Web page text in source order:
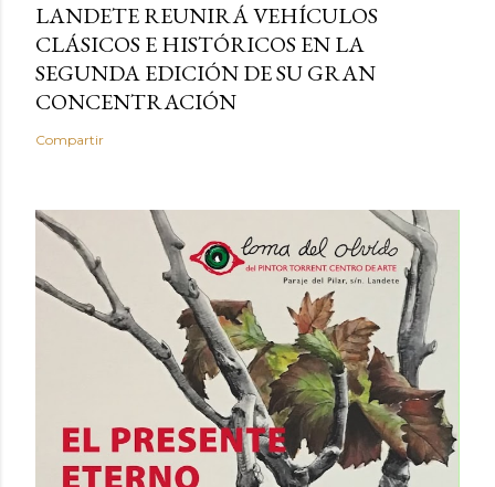
LANDETE REUNIRÁ VEHÍCULOS
CLÁSICOS E HISTÓRICOS EN LA
SEGUNDA EDICIÓN DE SU GRAN
CONCENTRACIÓN
Compartir